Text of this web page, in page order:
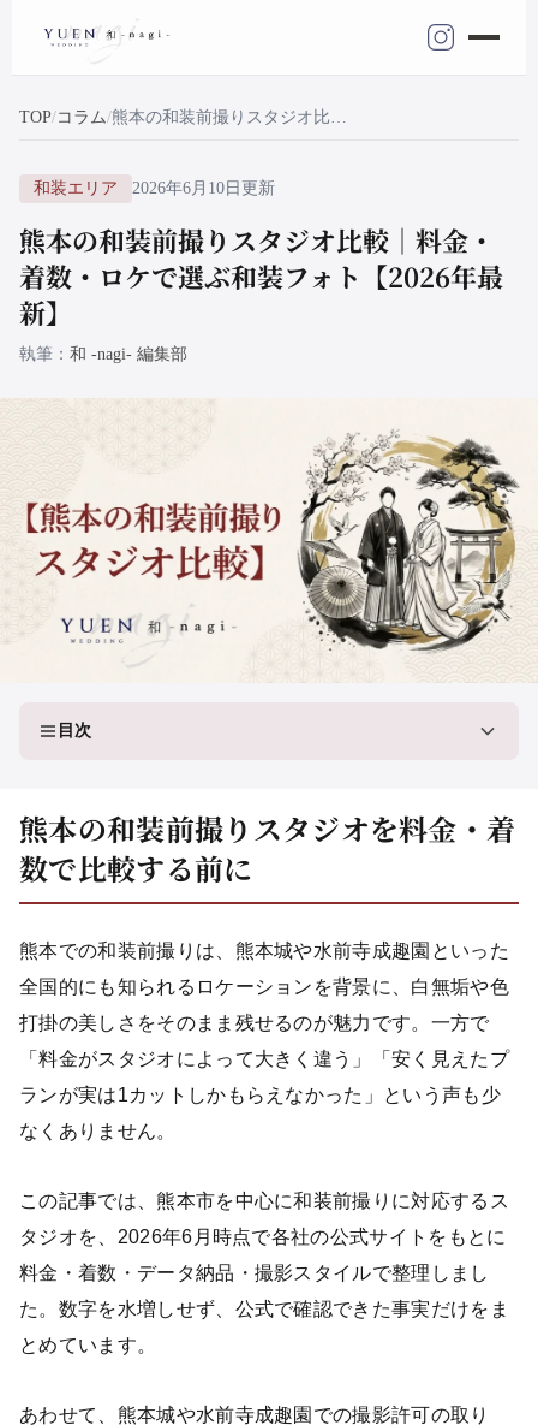
TOP コラム 熊本の和装前撮りスタジオ比較｜料金・着数・ロケで選ぶ和装フォト【2026年最新】
和装エリア 2026年6月10日更新
熊本の和装前撮りスタジオ比較｜料金・
着数・ロケで選ぶ和装フォト【2026年最
新】
執筆 和 -nagi- 編集部
目次
熊本の和装前撮りスタジオを料金・着
数で比較する前に
熊本での和装前撮りは、熊本城や水前寺成趣園といった
全国的にも知られるロケーションを背景に、白無垢や色
打掛の美しさをそのまま残せるのが魅力です。一方で
「料金がスタジオによって大きく違う」「安く見えたプ
ランが実は1カットしかもらえなかった」という声も少
なくありません。
この記事では、熊本市を中心に和装前撮りに対応するス
タジオを、2026年6月時点で各社の公式サイトをもとに
料金・着数・データ納品・撮影スタイルで整理しまし
た。数字を水増しせず、公式で確認できた事実だけをま
とめています。
あわせて、熊本城や水前寺成趣園での撮影許可の取り